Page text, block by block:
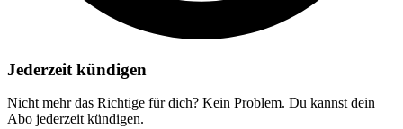
Jederzeit kündigen
Nicht mehr das Richtige für dich? Kein Problem. Du kannst dein
Abo jederzeit kündigen.